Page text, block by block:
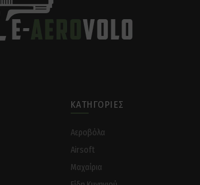
ΚΑΤΗΓΟΡΊΕΣ
Αεροβόλα
Airsoft
Μαχαίρια